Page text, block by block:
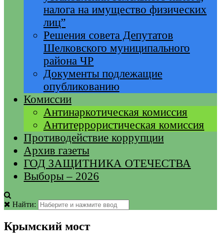
налога на имущество физических
лиц”
Решения совета Депутатов
Шелковского муниципального
района ЧР
Документы подлежащие
опубликованию
Комиссии
Антинаркотическая комиссия
Антитеррористическая комиссия
Противодействие коррупции
Архив газеты
ГОД ЗАЩИТНИКА ОТЕЧЕСТВА
Выборы – 2026
Найти:
Крымский мост